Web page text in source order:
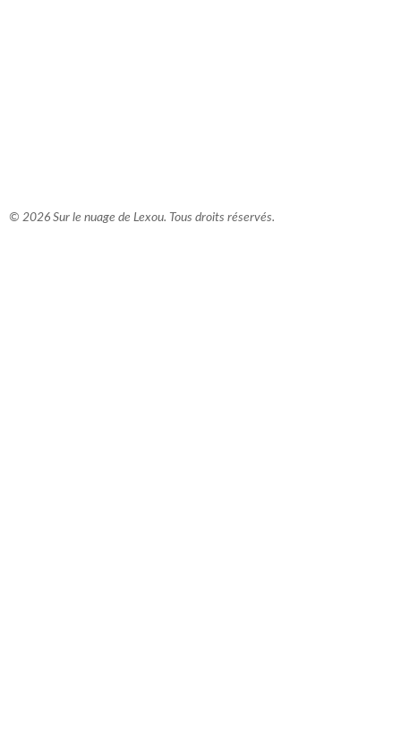
© 2026 Sur le nuage de Lexou. Tous droits réservés.